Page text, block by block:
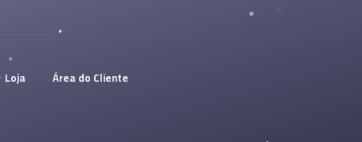
Área do Cliente
Loja